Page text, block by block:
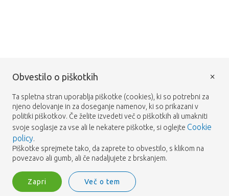
Obvestilo o piškotkih
Ta spletna stran uporablja piškotke (cookies), ki so potrebni za
njeno delovanje in za doseganje namenov, ki so prikazani v
politiki piškotkov. Če želite izvedeti več o piškotkih ali umakniti
svoje soglasje za vse ali le nekatere piškotke, si oglejte Cookie
policy.
Piškotke sprejmete tako, da zaprete to obvestilo, s klikom na
povezavo ali gumb, ali če nadaljujete z brskanjem.
Zapri Več o tem
×